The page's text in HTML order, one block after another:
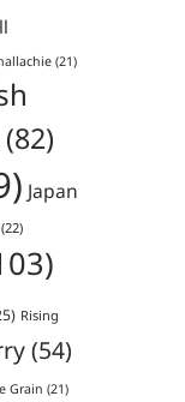
(21)
(82)
Japan
Rising
(54)
Grain (21)